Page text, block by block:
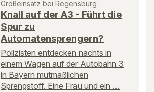
Großeinsatz bei Regensburg
Knall auf der A3 - Führt die
Spur zu
Automatensprengern?
Polizisten entdecken nachts in
einem Wagen auf der Autobahn 3
in Bayern mutmaßlichen
Sprengstoff. Eine Frau und ein …